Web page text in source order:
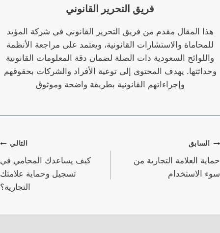
فريق التحرير القانوني
هذا المقال مقدم من فريق التحرير القانوني في شركة المؤيد
للمحاماة والاستشارات القانونية، ويعتمد على مراجعة الأنظمة
واللوائح السعودية ذات الصلة لضمان دقة المعلومات القانونية
وحداثتها. يهدف المحتوى إلى توعية الأفراد والشركات بحقوقهم
وإجراءاتهم القانونية بطريقة واضحة وموثوق
تصفّح
المقالات
السابق
حماية العلامة التجارية من
سوء الاستخدام
التالي
كيف يساعدك المحامي في
تسجيل وحماية علامتك
التجارية؟